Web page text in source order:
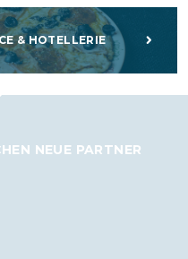
& HOTELLERIE
NEUE PARTNER